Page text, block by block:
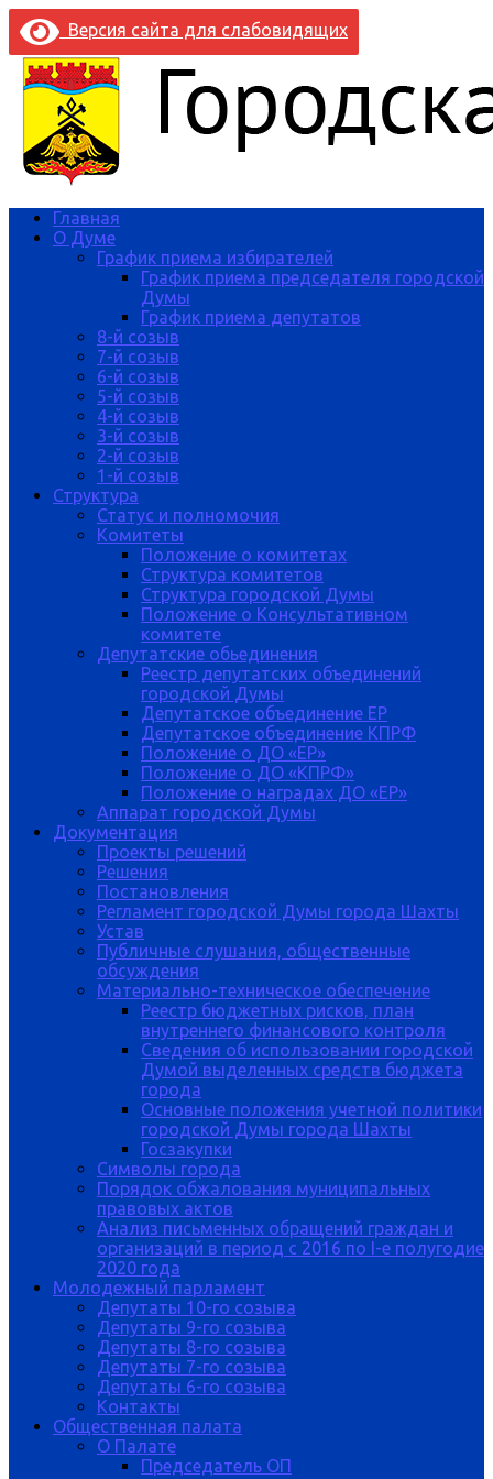
Версия сайта для слабовидящих
Главная
О Думе
График приема избирателей
График приема председателя городской
Думы
График приема депутатов
8-й созыв
7-й созыв
6-й созыв
5-й созыв
4-й созыв
3-й созыв
2-й созыв
1-й созыв
Структура
Статус и полномочия
Комитеты
Положение о комитетах
Структура комитетов
Структура городской Думы
Положение о Консультативном
комитете
Депутатские обьединения
Реестр депутатских объединений
городской Думы
Депутатское объединение ЕР
Депутатское объединение КПРФ
Положение о ДО «ЕР»
Положение о ДО «КПРФ»
Положение о наградах ДО «ЕР»
Аппарат городской Думы
Документация
Проекты решений
Решения
Постановления
Регламент городской Думы города Шахты
Устав
Публичные слушания, общественные
обсуждения
Материально-техническое обеспечение
Реестр бюджетных рисков, план
внутреннего финансового контроля
Сведения об использовании городской
Думой выделенных средств бюджета
города
Основные положения учетной политики
городской Думы города Шахты
Госзакупки
Символы города
Порядок обжалования муниципальных
правовых актов
Анализ письменных обращений граждан и
организаций в период с 2016 по I-е полугодие
2020 года
Молодежный парламент
Депутаты 10-го созыва
Депутаты 9-го созыва
Депутаты 8-го созыва
Депутаты 7-го созыва
Депутаты 6-го созыва
Контакты
Общественная палата
О Палате
Председатель ОП